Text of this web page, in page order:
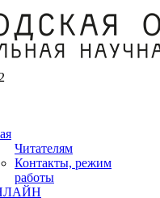
Читателям
Контакты, режим
работы